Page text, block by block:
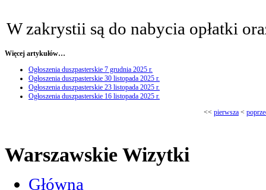
W zakrystii są do nabycia opłatki
Więcej artykułów…
Ogłoszenia duszpasterskie 7 grudnia 2025 r.
Ogłoszenia duszpasterskie 30 listopada 2025 r.
Ogłoszenia duszpasterskie 23 listopada 2025 r.
Ogłoszenia duszpasterskie 16 listopada 2025 r.
<< pierwsza <
Warszawskie Wizytki
Główna